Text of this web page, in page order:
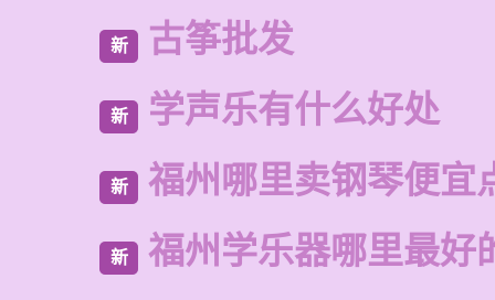
新 古筝批发
新 学声乐有什么好处
新 福州哪里卖钢琴便宜
新 福州学乐器哪里最好